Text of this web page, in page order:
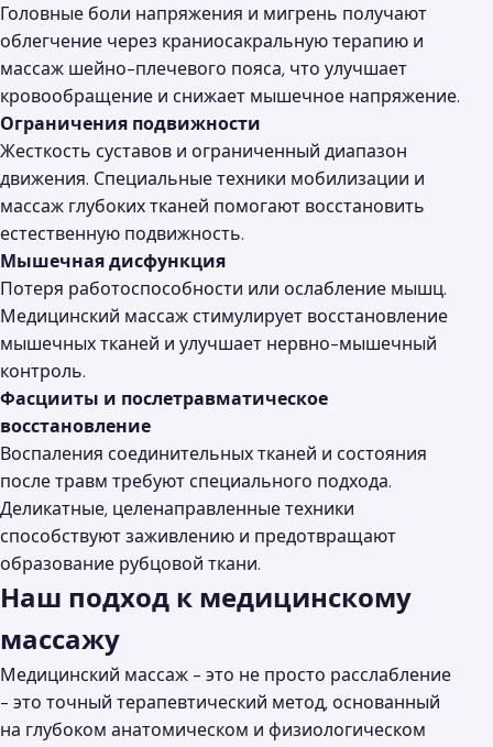
Головные боли напряжения и мигрень получают
облегчение через краниосакральную терапию и
массаж шейно-плечевого пояса, что улучшает
кровообращение и снижает мышечное напряжение.
Ограничения подвижности
Жесткость суставов и ограниченный диапазон
движения. Специальные техники мобилизации и
массаж глубоких тканей помогают восстановить
естественную подвижность.
Мышечная дисфункция
Потеря работоспособности или ослабление мышц.
Медицинский массаж стимулирует восстановление
мышечных тканей и улучшает нервно-мышечный
контроль.
Фасцииты и послетравматическое
восстановление
Воспаления соединительных тканей и состояния
после травм требуют специального подхода.
Деликатные, целенаправленные техники
способствуют заживлению и предотвращают
образование рубцовой ткани.
Наш подход к медицинскому
массажу
Медицинский массаж - это не просто расслабление
- это точный терапевтический метод, основанный
на глубоком анатомическом и физиологическом